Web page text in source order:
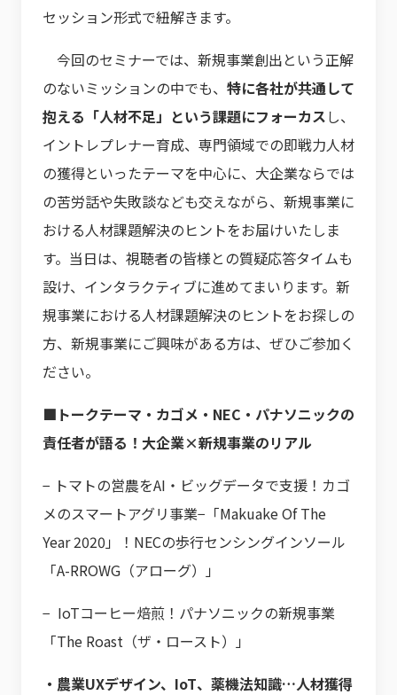
セッション形式で紐解きます。
今回のセミナーでは、新規事業創出という正解
のないミッションの中でも、 特に各社が共通して
抱える「人材不足」という課題にフォーカスし、
イントレプレナー育成、専門領域での即戦力人材
の獲得といったテーマを中心に、大企業ならでは
の苦労話や失敗談なども交えながら、新規事業に
おける人材課題解決のヒントをお届けいたしま
す。当日は、視聴者の皆様との質疑応答タイムも
設け、インタラクティブに進めてまいります。新
規事業における人材課題解決のヒントをお探しの
方、新規事業にご興味がある方は、ぜひご参加く
ださい。
■トークテーマ ・カゴメ・NEC・パナソニックの
責任者が語る！大企業×新規事業のリアル
− トマトの営農をAI・ビッグデータで支援！カゴ
メのスマートアグリ事業−「Makuake Of The
Year 2020」！NECの歩行センシングインソール
「A-RROWG（アローグ）」
− IoTコーヒー焙煎！パナソニックの新規事業
「The Roast（ザ・ロースト）」
・農業UXデザイン、IoT、薬機法知識…人材獲得